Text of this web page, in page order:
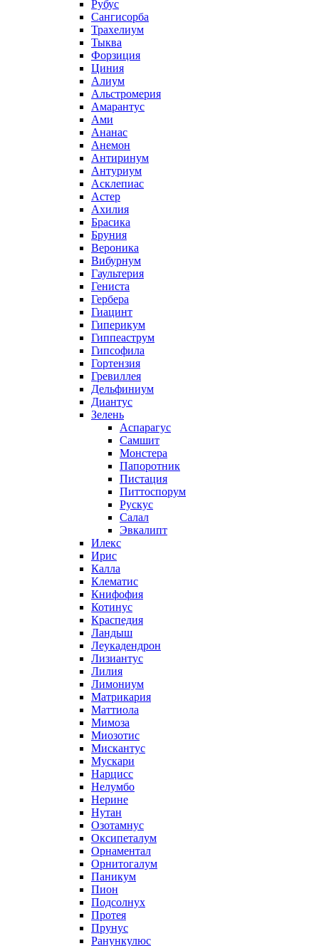
Рубус
Сангисорба
Трахелиум
Тыква
Форзиция
Циния
Алиум
Альстромерия
Амарантус
Ами
Ананас
Анемон
Антиринум
Антуриум
Асклепиас
Астер
Ахилия
Брасика
Бруния
Вероника
Вибурнум
Гаультерия
Гениста
Гербера
Гиацинт
Гиперикум
Гиппеаструм
Гипсофила
Гортензия
Гревиллея
Дельфиниум
Диантус
Зелень
Аспарагус
Самшит
Монстера
Папоротник
Пистация
Питтоспорум
Рускус
Салал
Эвкалипт
Илекс
Ирис
Калла
Клематис
Книфофия
Котинус
Краспедия
Ландыш
Леукадендрон
Лизиантус
Лилия
Лимониум
Матрикария
Маттиола
Мимоза
Миозотис
Мискантус
Мускари
Нарцисс
Нелумбо
Нерине
Нутан
Озотамнус
Оксипеталум
Орнаментал
Орнитогалум
Паникум
Пион
Подсолнух
Протея
Прунус
Ранункулюс